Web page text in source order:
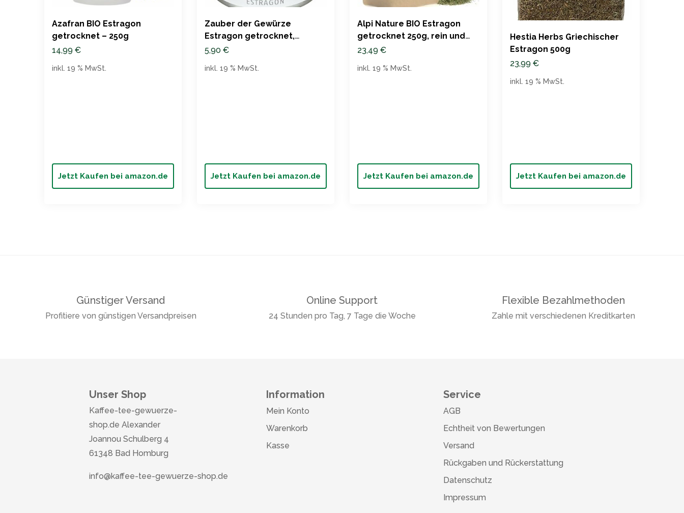
Azafran BIO Estragon
getrocknet – 250g
14,99 €
Jetzt Kaufen bei amazon.de
inkl. 19 % MwSt.
Zauber der Gewürze
Estragon getrocknet,
Premium-Qualität, 10g
5,90 €
Jetzt Kaufen bei amazon.de
inkl. 19 % MwSt.
Alpi Nature BIO Estragon
getrocknet 250g, rein und
naturbelassen
23,49 €
Jetzt Kaufen bei amazon.de
inkl. 19 % MwSt.
Hestia Herbs Griechischer
Estragon 500g
23,99 €
Jetzt Kaufen bei amazon.de
inkl. 19 % MwSt.
Günstiger Versand
Profitiere von günstigen Versandpreisen
Online Support
24 Stunden pro Tag, 7 Tage die Woche
Flexible Bezahlmethoden
Zahle mit verschiedenen Kreditkarten
Unser Shop
Kaffee-tee-gewuerze-
shop.de Alexander
Joannou Schulberg 4
61348 Bad Homburg
info@kaffee-tee-gewuerze-shop.de
Information
Mein Konto
Warenkorb
Kasse
Service
AGB
Echtheit von Bewertungen
Versand
Rückgaben und Rückerstattung
Datenschutz
Impressum